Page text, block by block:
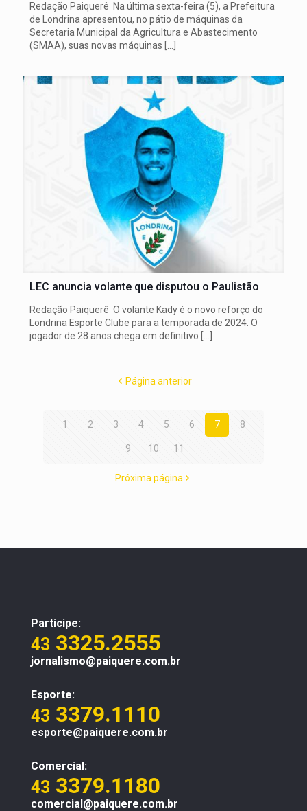
Redação Paiquerê Na última sexta-feira (5), a Prefeitura
de Londrina apresentou, no pátio de máquinas da
Secretaria Municipal da Agricultura e Abastecimento
(SMAA), suas novas máquinas
LEC anuncia volante que disputou o Paulistão
Redação Paiquerê O volante Kady é o novo reforço do
Londrina Esporte Clube para a temporada de 2024. O
jogador de 28 anos chega em definitivo […]
Página anterior
1 2 3 4 5 6 7 8
9 10 11
Próxima página
Participe:
43 3325.2555
jornalismo@paiquere.com.br
Esporte:
43 3379.1110
esporte@paiquere.com.br
Comercial:
43 3379.1180
comercial@paiquere.com.br